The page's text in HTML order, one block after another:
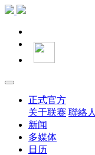
正式官方
关于联赛 聯絡人
新闻
多媒体
日历